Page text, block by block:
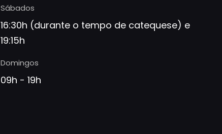
Sábados
16:30h (durante o tempo de catequese) e
19:15h
Domingos
09h - 19h